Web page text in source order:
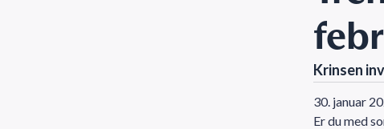
Krinsen
30. januar
Er du med